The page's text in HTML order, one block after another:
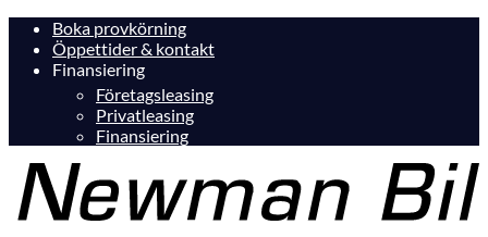
Boka provkörning
Öppettider & kontakt
Finansiering
Företagsleasing
Privatleasing
Finansiering